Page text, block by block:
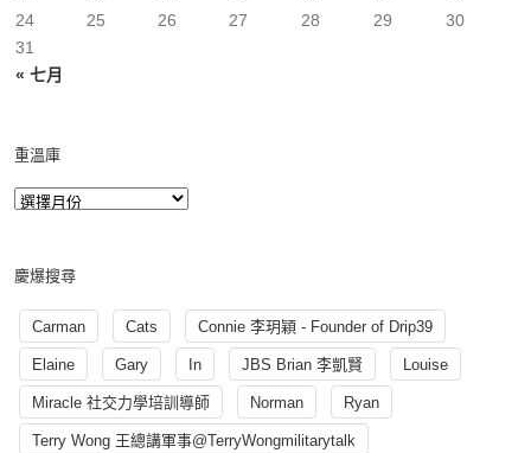
« 七月
24
25 26 27 28 29
30
31
重溫庫
慶爆搜尋
Carman Cats Connie 李玥穎 - Founder of Drip39
Elaine Gary In JBS Brian 李凱賢 Louise
Miracle 社交力學培訓導師 Norman Ryan
Terry Wong 王總講軍事@TerryWongmilitarytalk